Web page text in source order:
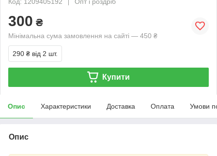
300 ₴
Мінімальна сума замовлення на сайті — 450 ₴
290 ₴ від 2 шт.
Купити
Опис Характеристики Доставка Оплата Умови
Опис